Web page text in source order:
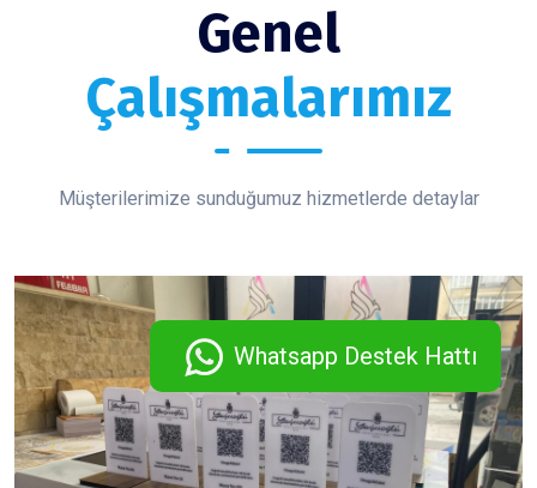
Genel
Çalışmalarımız
Müşterilerimize sunduğumuz hizmetlerde detaylar
Whatsapp Destek Hattı